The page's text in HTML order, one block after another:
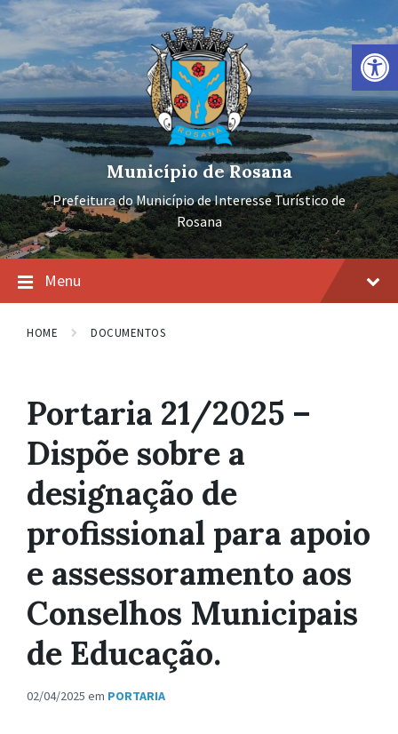
Barra de Ferramentas Aberta
Ir
para
conteúdo
Pular
para
navegação
principal
Pular
para
rodapé
Município de Rosana
Prefeitura do Município de Interesse Turístico de
Rosana
Menu
HOME DOCUMENTOS
Portaria 21/2025 –
Dispõe sobre a
designação de
profissional para apoio
e assessoramento aos
Conselhos Municipais
de Educação.
02/04/2025 em PORTARIA